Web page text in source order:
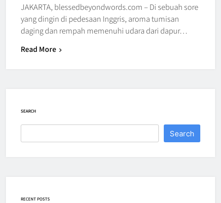
JAKARTA, blessedbeyondwords.com – Di sebuah sore
yang dingin di pedesaan Inggris, aroma tumisan
daging dan rempah memenuhi udara dari dapur…
Read More
SEARCH
Search
RECENT POSTS